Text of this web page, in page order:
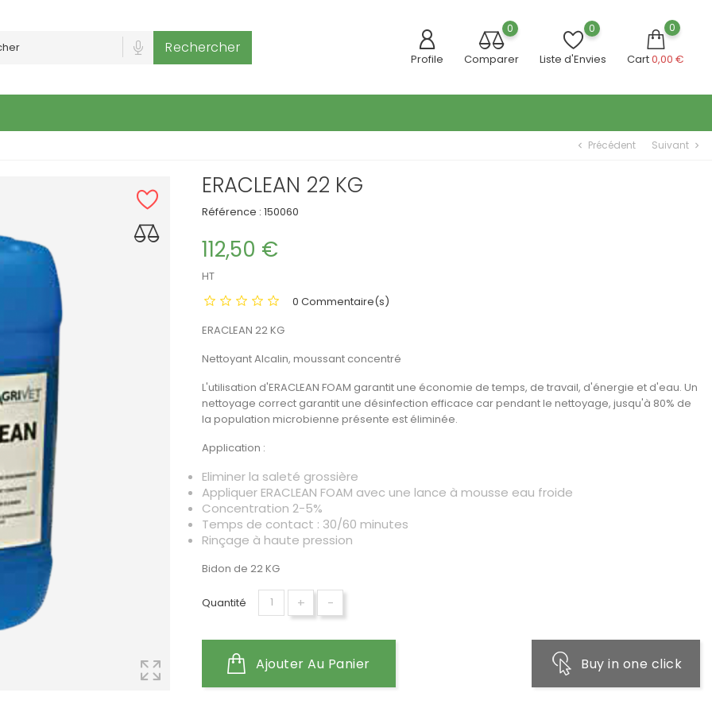
Rechercher
Profile
0
Comparer
0
Liste d'Envies
0
Cart0,00 €
chevron_left Précédent Suivant chevron_right
ERACLEAN 22 KG
Référence : 150060
112,50 €
HT
0 Commentaire(s)
ERACLEAN 22 KG
Nettoyant Alcalin, moussant concentré
L'utilisation d'ERACLEAN FOAM garantit une économie de temps, de travail, d'énergie et d'eau. Un
nettoyage correct garantit une désinfection efficace car pendant le nettoyage, jusqu'à 80% de
la population microbienne présente est éliminée.
Application :
Eliminer la saleté grossière
Appliquer ERACLEAN FOAM avec une lance à mousse eau froide
Concentration 2-5%
Temps de contact : 30/60 minutes
Rinçage à haute pression
Bidon de 22 KG
Quantité + -
Ajouter Au Panier Buy in one click